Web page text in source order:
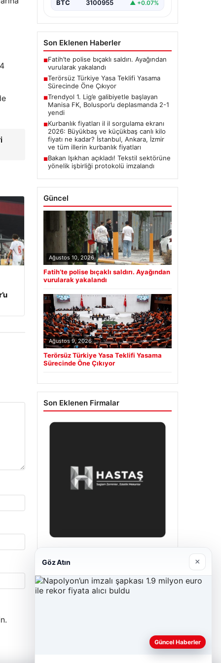
BTC 3100955 ▲ +0.07%
Son Eklenen Haberler
■Fatih’te polise bıçaklı saldırı. Ayağından
vurularak yakalandı
■Terörsüz Türkiye Yasa Teklifi Yasama
Sürecinde Öne Çıkıyor
■Trendyol 1. Lig’e galibiyetle başlayan
Manisa FK, Boluspor’u deplasmanda 2-1
yendi
■Kurbanlık fiyatları il il sorgulama ekranı
2026: Büyükbaş ve küçükbaş canlı kilo
fiyatı ne kadar? İstanbul, Ankara, İzmir
ve tüm illerin kurbanlık fiyatları
■Bakan Işıkhan açıkladı! Tekstil sektörüne
yönelik işbirliği protokolü imzalandı
Güncel
Ağustos 10, 2026
Fatih’te polise bıçaklı saldırı. Ayağından
vurularak yakalandı
Ağustos 9, 2026
Terörsüz Türkiye Yasa Teklifi Yasama
Sürecinde Öne Çıkıyor
Son Eklenen Firmalar
Nisan 29, 2026
Göz Atın ×
Güncel Haberler